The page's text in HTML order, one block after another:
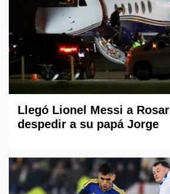
Llegó Lionel Messi a
despedir a su papá Jorge